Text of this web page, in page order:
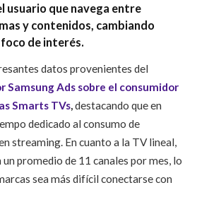
que navega entre
y contenidos, cambiando
de interés.
datos provenientes del
Samsung Ads sobre el consumidor
Smarts TVs,destacando que en
dedicado al consumo de
streaming. En cuanto a la TV lineal,
promedio de 11 canales por mes, lo
sea más difícil conectarse con